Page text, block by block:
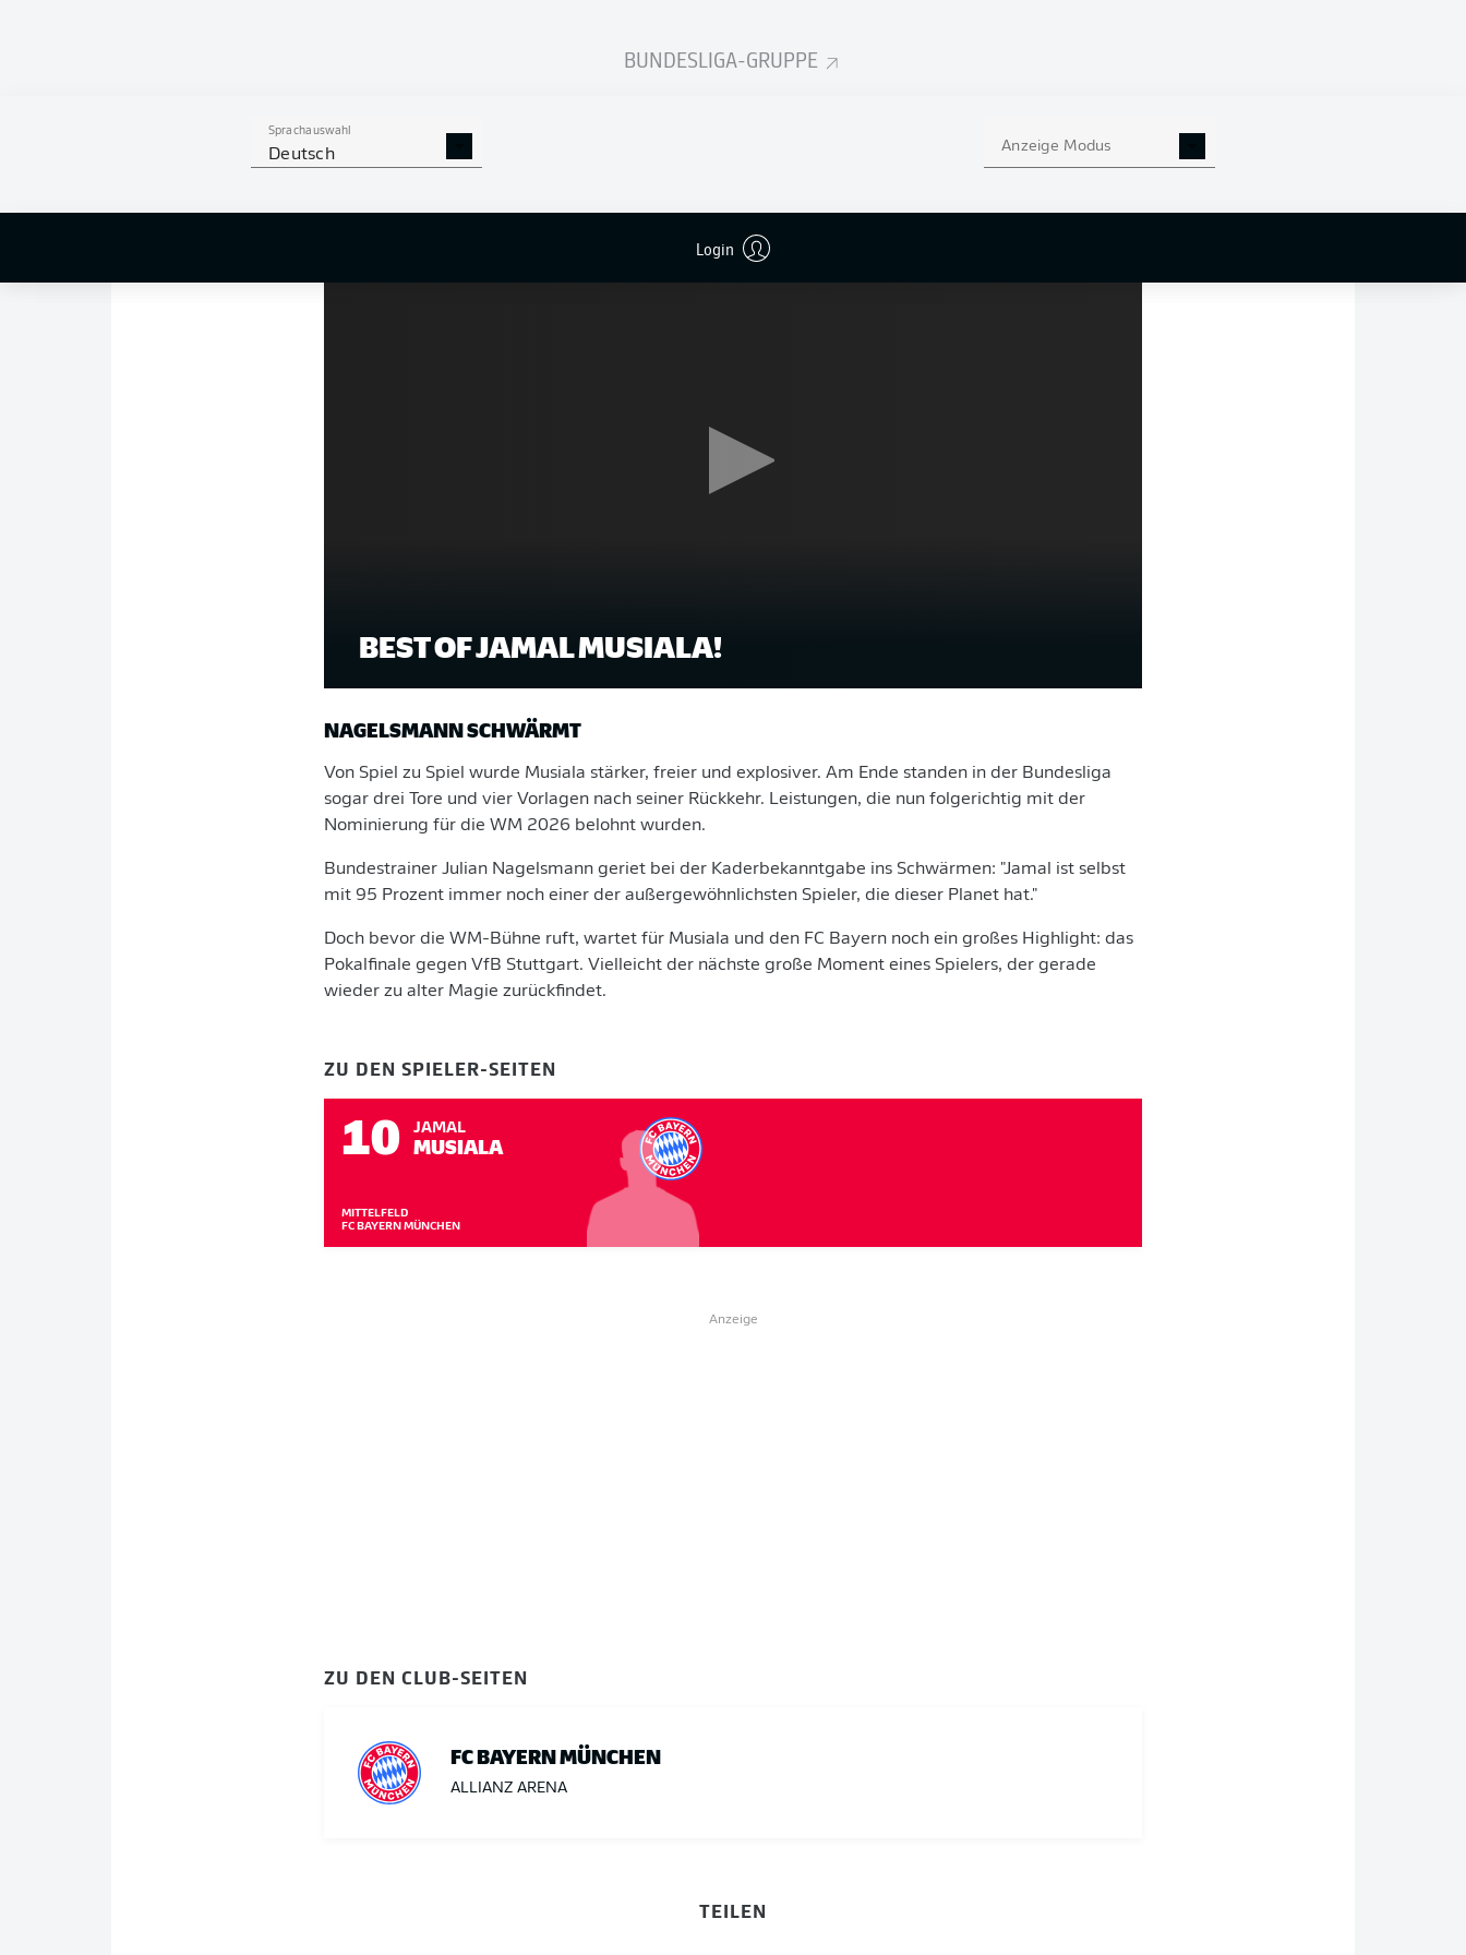
BUNDESLIGA-GRUPPE
Sprachauswahl
Deutsch Anzeige Modus
Login
So auch direkt bei seinem emotionalen Comeback am 18. Spieltag in Leipzig, als Jamal Musialanur
eine Minute nach seiner Einwechslung den 5:1. Treffer von Michael Olise vorbereitete. "Ein super
BEST OF JAMAL MUSIALA!
NAGELSMANN SCHWÄRMT
Von Spiel zu Spiel wurde Musiala stärker, freier und explosiver. Am Ende standen in der Bundesliga
sogar drei Tore und vier Vorlagen nach seiner Rückkehr. Leistungen, die nun folgerichtig mit der
Nominierung für die WM 2026 belohnt wurden.
Bundestrainer Julian Nagelsmann geriet bei der Kaderbekanntgabe ins Schwärmen: "Jamal ist selbst
mit 95 Prozent immer noch einer der außergewöhnlichsten Spieler, die dieser Planet hat."
Doch bevor die WM-Bühne ruft, wartet für Musiala und den FC Bayern noch ein großes Highlight: das
Pokalfinale gegen VfB Stuttgart. Vielleicht der nächste große Moment eines Spielers, der gerade
wieder zu alter Magie zurückfindet.
ZU DEN SPIELER-SEITEN
10 JAMAL
MUSIALA
MITTELFELD
FC BAYERN MÜNCHEN
Anzeige
ZU DEN CLUB-SEITEN
FC BAYERN MÜNCHEN
ALLIANZ ARENA
TEILEN